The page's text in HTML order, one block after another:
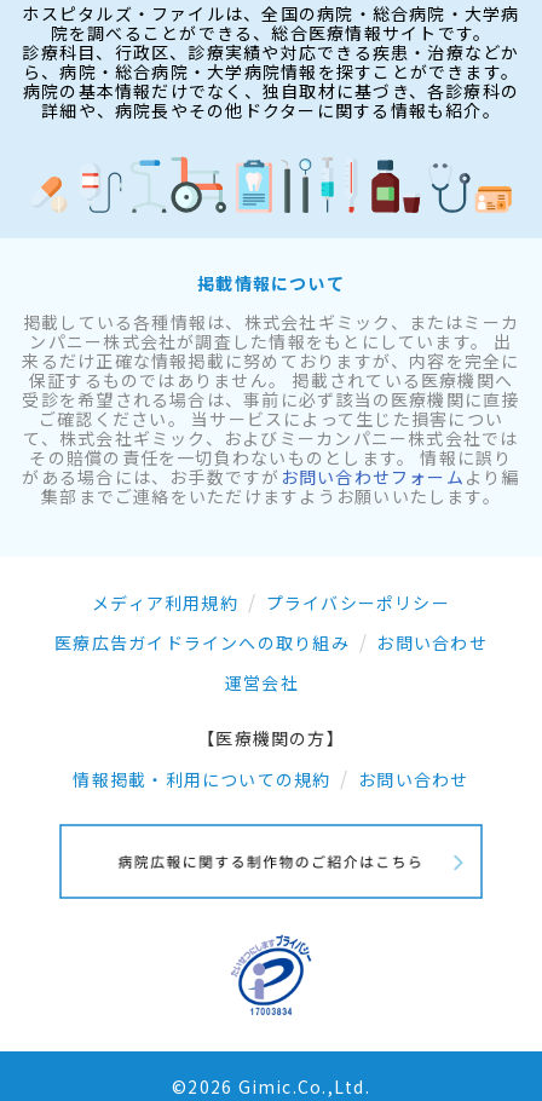
ホスピタルズ・ファイルは、全国の病院・総合病院・大学病
院を調べることができる、総合医療情報サイトです。
診療科目、行政区、診療実績や対応できる疾患・治療などか
ら、病院・総合病院・大学病院情報を探すことができます。
病院の基本情報だけでなく、独自取材に基づき、各診療科の
詳細や、病院長やその他ドクターに関する情報も紹介。
掲載情報について
掲載している各種情報は、株式会社ギミック、またはミーカ
ンパニー株式会社が調査した情報をもとにしています。 出
来るだけ正確な情報掲載に努めておりますが、内容を完全に
保証するものではありません。 掲載されている医療機関へ
受診を希望される場合は、事前に必ず該当の医療機関に直接
ご確認ください。 当サービスによって生じた損害につい
て、株式会社ギミック、およびミーカンパニー株式会社では
その賠償の責任を一切負わないものとします。 情報に誤り
がある場合には、お手数ですが お問い合わせフォーム より編
集部までご連絡をいただけますようお願いいたします。
メディア利用規約
プライバシーポリシー
医療広告ガイドラインへの取り組み
お問い合わせ
運営会社
【医療機関の方】
情報掲載・利用についての規約
お問い合わせ
©2026 Gimic.Co.,Ltd.